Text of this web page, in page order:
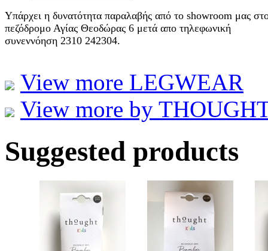
Υπάρχει η δυνατότητα παραλαβής από το showroom μας
πεζόδρομο Αγίας Θεοδώρας 6 μετά απο τηλεφωνική
συνεννόηση 2310 242304.
View more LEGWEAR
View more by
Suggested products